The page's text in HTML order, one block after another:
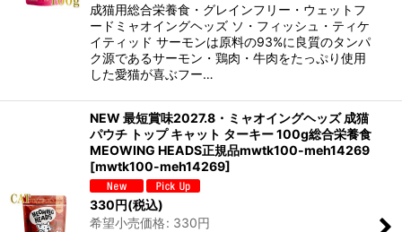
成猫用総合栄養食・グレインフリー・ウェットフ
ードミャオイングヘッズ ソ・フィッシュ・ティケ
イティッド サーモンは原料の93%に良質のタンパ
ク源であるサーモン・鶏肉・牛肉をたっぷり使用
した愛猫が喜ぶフー…
NEW 最短賞味2027.8・ミャオイングヘッズ 成猫
パウチ トップ キャット ターキー 100g総合栄養食
MEOWING HEADS正規品mwtk100-meh14269
[mwtk100-meh14269]
330円(税込)
希望小売価格: 330円